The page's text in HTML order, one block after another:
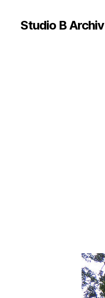
Studio B Archiv